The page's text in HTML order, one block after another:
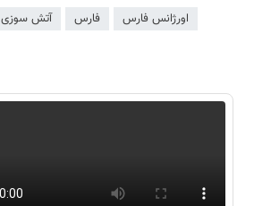
اورژانس فارس فارس آتش سوزی